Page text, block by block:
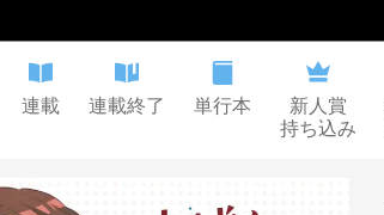
連載 連載終了 単行本
新人賞
持ち込み